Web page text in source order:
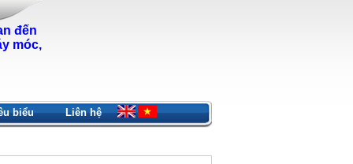
đến
móc,
biểu Liên hệ